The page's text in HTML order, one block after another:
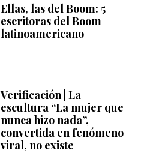
Ellas, las del Boom: 5
escritoras del Boom
latinoamericano
Verificación | La
escultura “La mujer que
nunca hizo nada”,
convertida en fenómeno
viral, no existe